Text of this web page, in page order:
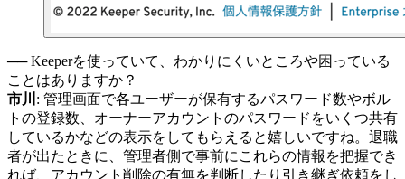
── Keeperを使っていて、わかりにくいところや困っている
ことはありますか？
市川 : 管理画面で各ユーザーが保有するパスワード数やボル
トの登録数、オーナーアカウントのパスワードをいくつ共有
しているかなどの表示をしてもらえると嬉しいですね。退職
者が出たときに、管理者側で事前にこれらの情報を把握でき
れば、アカウント削除の有無を判断したり引き継ぎ依頼をし